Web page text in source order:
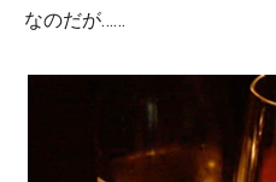
なのだが……